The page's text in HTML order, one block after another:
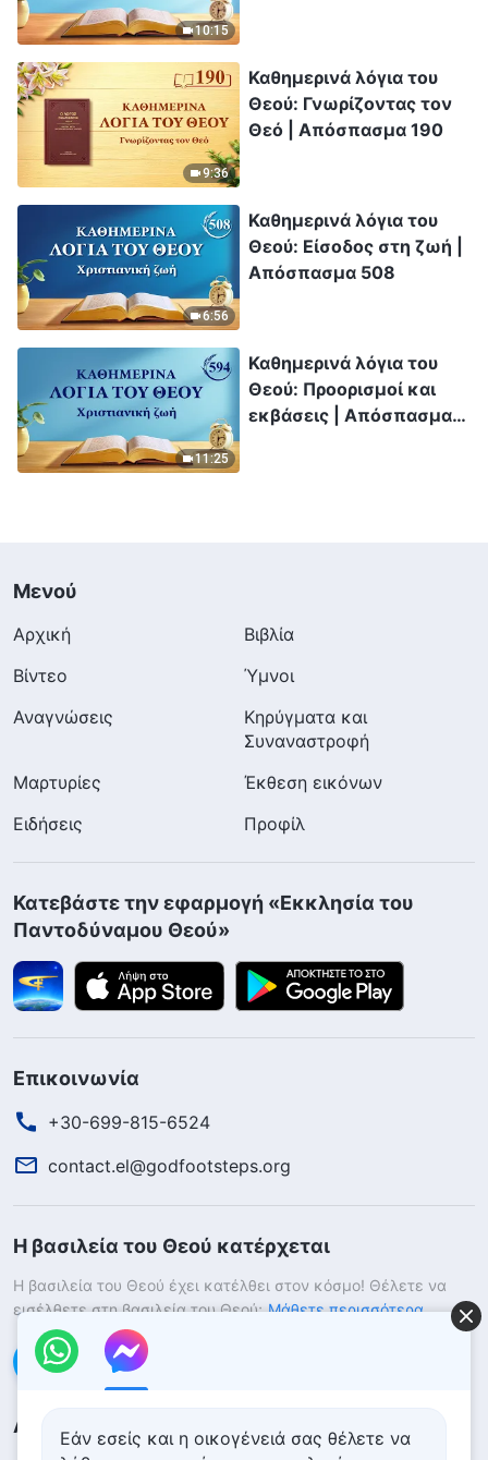
10:15
9:36
Καθημερινά λόγια του
Θεού: Γνωρίζοντας τον
Θεό | Απόσπασμα 190
6:56
Καθημερινά λόγια του
Θεού: Είσοδος στη ζωή |
Απόσπασμα 508
11:25
Καθημερινά λόγια του
Θεού: Προορισμοί και
εκβάσεις | Απόσπασμα
Μενού
Αρχική
Βιβλία
Βίντεο
Ύμνοι
Αναγνώσεις
Κηρύγματα και
Συναναστροφή
Μαρτυρίες
Έκθεση εικόνων
Ειδήσεις
Προφίλ
Κατεβάστε την εφαρμογή «Εκκλησία του
Παντοδύναμου Θεού»
Επικοινωνία
+30-699-815-6524
contact.el@godfootsteps.org
Η βασιλεία του Θεού κατέρχεται
Η βασιλεία του Θεού έχει κατέλθει στον κόσμο! Θέλετε να
εισέλθετε στη βασιλεία του Θεού; Μάθετε περισσότερα
Επικοινωνήστε μαζί μας μέσω Messenger
Ακολουθήστε μας
Εάν εσείς και η οικογένειά σας θέλετε να